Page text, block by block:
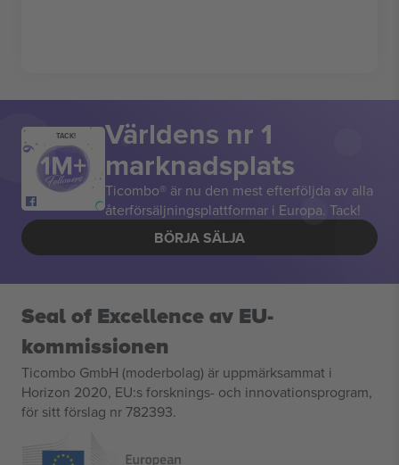
TACK! Världens nr 1
marknadsplats
Ticombo® är nu den mest efterföljda av alla
återförsäljningsplattformar i Europa. Tack!
BÖRJA SÄLJA
Seal of Excellence av EU-
kommissionen
Ticombo GmbH (moderbolag) är uppmärksammat i
Horizon 2020, EU:s forsknings- och innovationsprogram,
för sitt förslag nr 782393.